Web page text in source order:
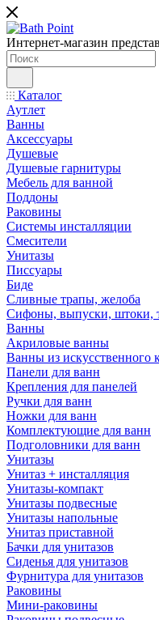
Интернет-магазин
Каталог
Аутлет
Ванны
Аксессуары
Душевые
Душевые гарнитуры
Мебель для ванной
Поддоны
Раковины
Системы инсталляции
Смесители
Унитазы
Писсуары
Биде
Сливные трапы, желоба
Сифоны, выпуски, штоки,
Ванны
Акриловые ванны
Ванны из искусственного
Панели для ванн
Крепления для панелей
Ручки для ванн
Ножки для ванн
Комплектующие для ванн
Подголовники для ванн
Унитазы
Унитаз + инсталляция
Унитазы-компакт
Унитазы подвесные
Унитазы напольные
Унитаз приставной
Бачки для унитазов
Сиденья для унитазов
Фурнитура для унитазов
Раковины
Мини-раковины